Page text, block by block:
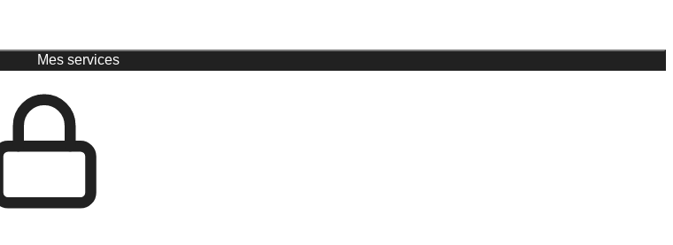
Mes services